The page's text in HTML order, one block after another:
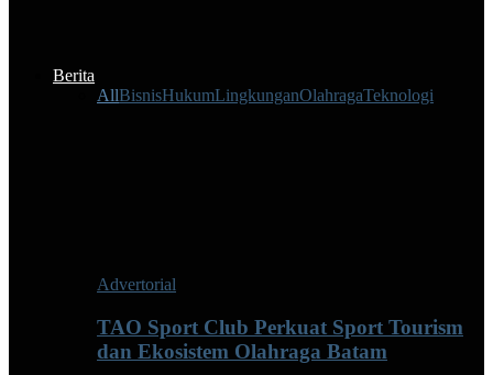
Berita
AllBisnisHukumLingkunganOlahragaTeknologi
Advertorial
TAO Sport Club Perkuat Sport Tourism
dan Ekosistem Olahraga Batam